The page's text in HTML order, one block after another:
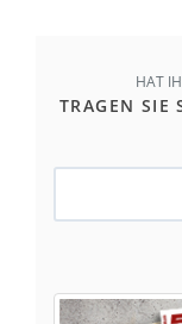
HAT
TRAGEN SIE